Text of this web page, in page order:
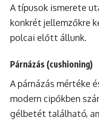
A típusok ismerete
konkrét jellemzőkre
polcai előtt állunk.
Párnázás (cushioning)
A párnázás mértéke
modern cipőkben
gélbetét található,